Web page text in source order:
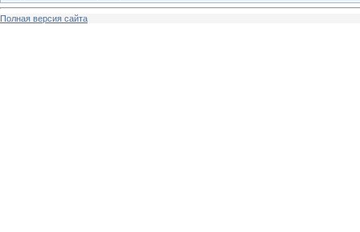
Полная версия сайта